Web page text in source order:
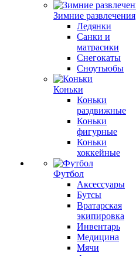
Зимние развлечения
Ледянки
Санки и
матрасики
Снегокаты
Сноутьюбы
Коньки
Коньки
раздвижные
Коньки
фигурные
Коньки
хоккейные
Футбол
Аксессуары
Бутсы
Вратарская
экипировка
Инвентарь
Медицина
Мячи